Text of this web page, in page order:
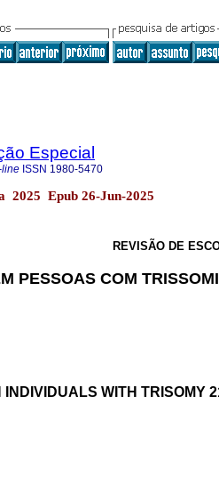
Especial
line ISSN 1980-5470
2025 Epub 26-Jun-2025
REVISÃO DE
PESSOAS COM
WITH TRISOMY